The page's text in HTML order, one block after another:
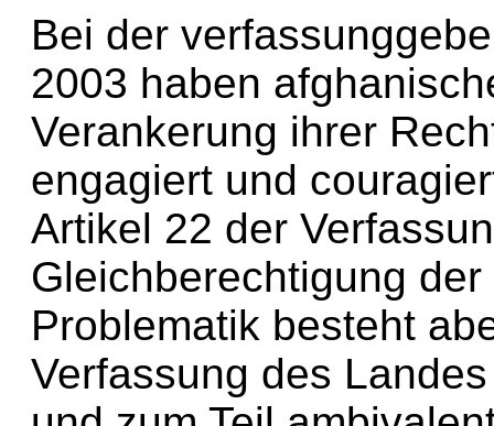
Bei der
2003 haben
Verankerung ihrer
engagiert und
Artikel 22 der
Gleichberechtigung
Problematik besteht
Verfassung des